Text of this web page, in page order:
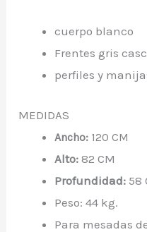
cuerpo blanco
Frentes gris
perfiles y
MEDIDAS
Ancho: 120 CM
Alto: 82 CM
Profundidad: 58
Peso: 44 kg.
Para mesadas